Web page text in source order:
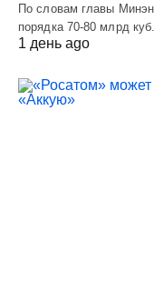
По словам главы
порядка 70-80 млрд
1 день ago